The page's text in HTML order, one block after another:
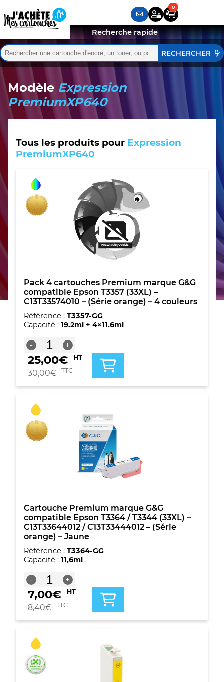
Rechercher :
Quand les résultats de l'auto-complétion sont
Recherche rapide
Modèle Expression
PremiumXP640
Tous les produits pour Expression
PremiumXP640
Pack 4 cartouches Premium marque G&G
compatible Epson T3357 (33XL) –
C13T33574010 – (Série orange) – 4 couleurs
Référence : T3357-GG
Capacité : 19.2ml + 4×11.6ml
-
quantité
de
Pack
4
Premium
G&G
compatible
Epson
T3357
C13T33574010
-
4
couleurs
+
25,00€ HT
30,00€ TTC
Cartouche Premium marque G&G
compatible Epson T3364 / T3344 (33XL) –
C13T33644012 / C13T33444012 – (Série
orange) – Jaune
Référence : T3364-GG
Capacité : 11,6ml
-
quantité
de
Cartouche
Premium
G&G
Epson
T3364
/
T3344
+
7,00€ HT
8,40€ TTC